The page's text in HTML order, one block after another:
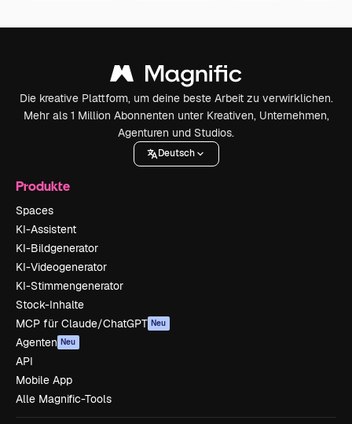
Die kreative Plattform, um deine beste Arbeit zu verwirklichen.
Mehr als 1 Million Abonnenten unter Kreativen, Unternehmen,
Agenturen und Studios.
Deutsch
Produkte
Spaces
KI-Assistent
KI-Bildgenerator
KI-Videogenerator
KI-Stimmengenerator
Stock-Inhalte
MCP für Claude/ChatGPT Neu
Agenten Neu
API
Mobile App
Alle Magnific-Tools